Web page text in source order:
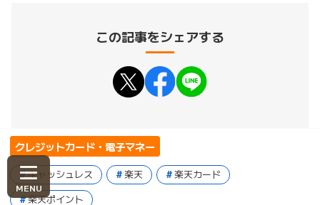
この記事をシェアする
クレジットカード・電子マネー
キャッシュレス 楽天
楽天カード
楽天ポイント